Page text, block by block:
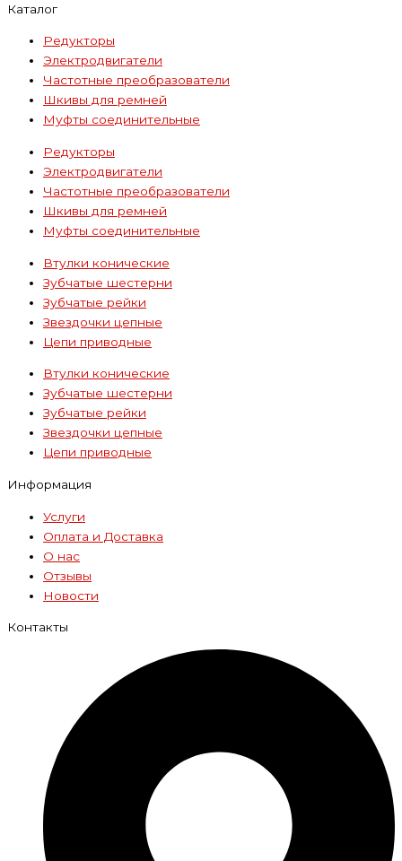
Каталог
Редукторы
Электродвигатели
Частотные преобразователи
Шкивы для ремней
Муфты соединительные
Редукторы
Электродвигатели
Частотные преобразователи
Шкивы для ремней
Муфты соединительные
Втулки конические
Зубчатые шестерни
Зубчатые рейки
Звездочки цепные
Цепи приводные
Втулки конические
Зубчатые шестерни
Зубчатые рейки
Звездочки цепные
Цепи приводные
Информация
Услуги
Оплата и Доставка
О нас
Отзывы
Новости
Контакты